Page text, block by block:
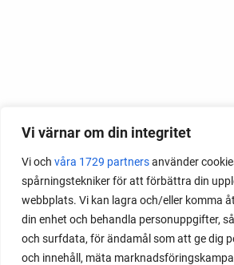
Vi värnar om din integritet
Vi och våra 1729 partnersanvänder
spårningstekniker för att förbättra din
webbplats. Vi kan lagra och/eller komma
din enhet och behandla personuppgifter,
och surfdata, för ändamål som att ge dig
och innehåll, mäta